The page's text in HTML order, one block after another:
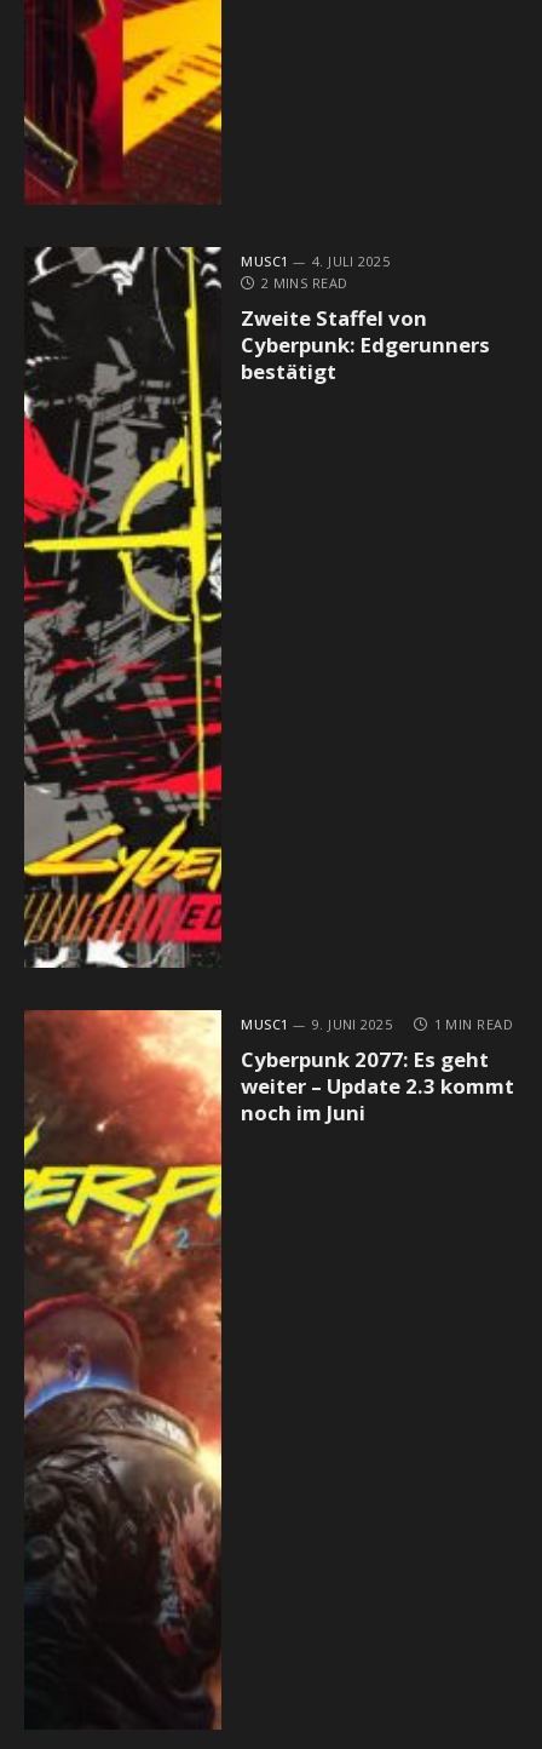
MUSC1
4. JULI 2025
2 MINS READ
Zweite Staffel von
Cyberpunk: Edgerunners
bestätigt
MUSC1 9. JUNI 2025 1 MIN READ
Cyberpunk 2077: Es geht
weiter – Update 2.3 kommt
noch im Juni